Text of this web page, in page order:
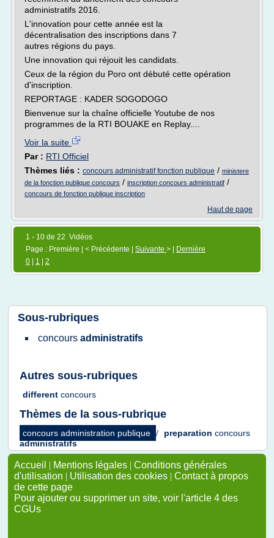
administratifs 2016.
L'innovation pour cette année est la
décentralisation des inscriptions dans 7
autres régions du pays.
Une innovation qui réjouit les candidats.
Ceux de la région du Poro ont débuté cette opération
d'inscription.
REPORTAGE : KADER SOGODOGO
Bienvenue sur la chaîne officielle Youtube de nos
programmes de la RTI BOUAKE en Replay....
Voir la suite
Par : RTI Officiel
Thèmes liés : concours administratif fonction publique / ministere
de la fonction publique concours / inscription concours administratif /
concours de fonction publique inscription
Haut de page
1 - 10 de 22 Vidéos
Page : Première | < Précédente | Suivante > |
Dernière
0
1 2
Sous-rubriques
concours administratifs
Autres sous-rubriques
different concours
Thèmes de la sous-rubrique
concours administration publique / preparation concours
administratifs
Accueil | Mentions légales | Conditions générales
d'utilisation | Utilisation des cookies | Contact à propos
de cette page
Pour ajouter ou supprimer un site, voir l'article 4 des
CGUs